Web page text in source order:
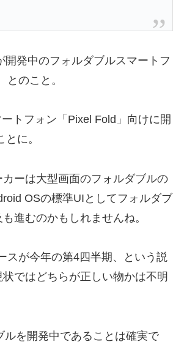
発中のフォルダブルスマートフ
のこと。
トフォン「Pixel Fold」向けに開
に。
ーは大型画面のフォルダブルの
OSの標準UIとしてフォルダブ
進むのかもしれませんね。
スが今年の第4四半期、という説
ではどちらが正しい物かは不明
を開発中であることは確実で